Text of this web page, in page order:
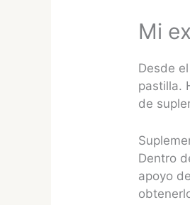
Mi
Desde
pastilla.
de
Dentro
apoyo